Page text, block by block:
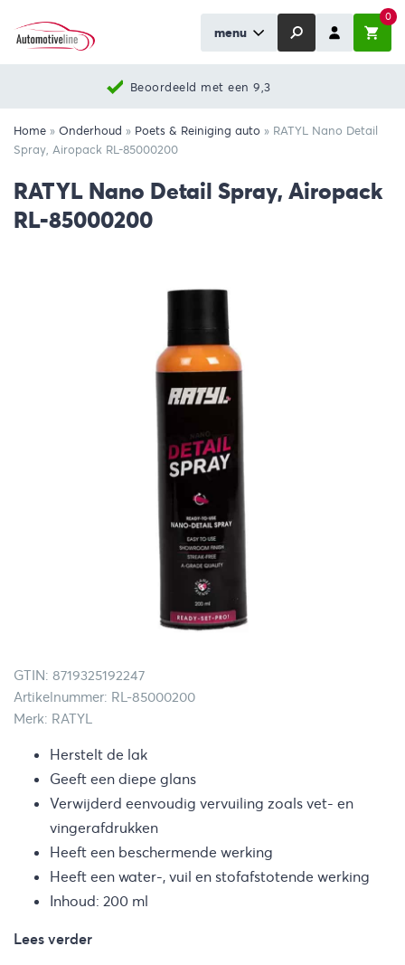
menu
0
Beoordeeld met een 9,3
Home » Onderhoud » Poets & Reiniging auto » RATYL Nano Detail
Spray, Airopack RL-85000200
RATYL Nano Detail Spray, Airopack
RL-85000200
GTIN: 8719325192247
Artikelnummer: RL-85000200
Merk: RATYL
Herstelt de lak
Geeft een diepe glans
Verwijderd eenvoudig vervuiling zoals vet- en
vingerafdrukken
Heeft een beschermende werking
Heeft een water-, vuil en stofafstotende werking
Inhoud: 200 ml
Lees verder